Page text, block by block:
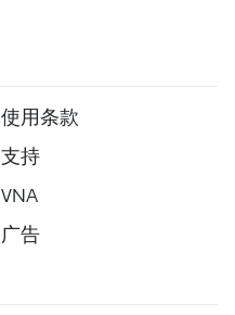
使用条款
支持
VNA
广告